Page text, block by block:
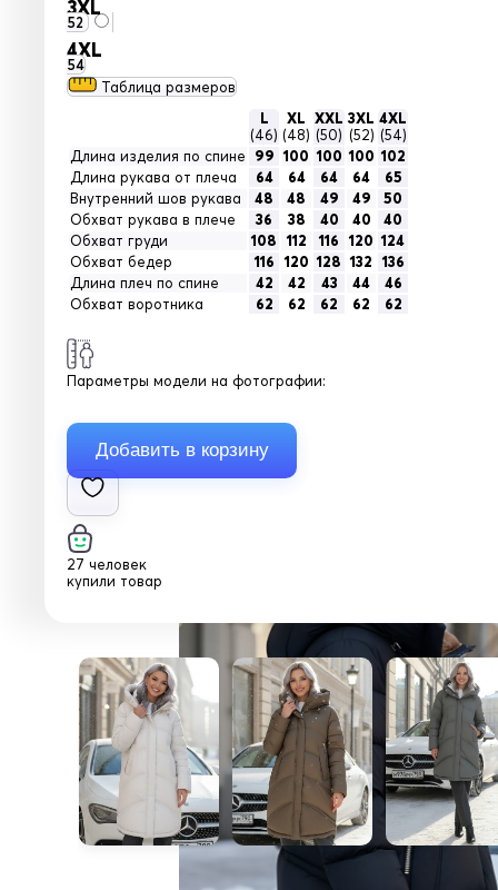
3XL
52
4XL
54
Таблица размеров
L
(46)
XL
(48)
XXL
(50)
3XL
(52)
4XL
(54)
Длина изделия по спине
99 100 100 100 102
Длина рукава от плеча
64 64 64 64
65
Внутренний шов рукава
48 48 49 49
50
Обхват рукава в плече
36 38 40 40
40
Обхват груди
108 112 116 120 124
Обхват бедер
116 120 128 132 136
Длина плеч по спине
42 42 43 44
46
Обхват воротника
62 62 62 62 62
Параметры модели на фотографии:
27 человек
купили товар